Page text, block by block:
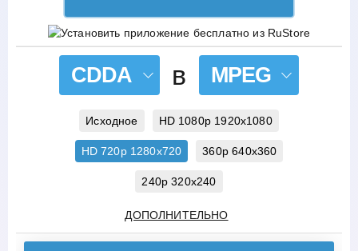
CDDA в MPEG
Исходное HD 1080p 1920x1080
HD 720p 1280x720 360p 640x360
240p 320x240
ДОПОЛНИТЕЛЬНО